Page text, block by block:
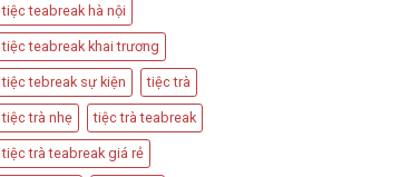
tiệc teabreak hà nội
tiệc teabreak khai trương
tiệc tebreak sự kiện tiệc trà
tiệc trà nhẹ tiệc trà teabreak
tiệc trà teabreak giá rẻ